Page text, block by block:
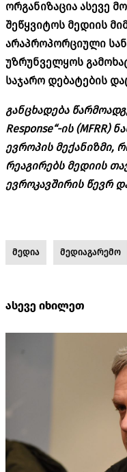
ორგანიზაცია ასევე
შეწყვიტოს მედიის
არაპროპორციული
უზრუნველყოს
საჯარო დებატების
განცხადება
Response“-ის (MFRR)
ევროპის მექანიზმი,
რეაგირებს მედიის
ევროკავშირის წევრ
მედია მედიაგარემო
ასევე იხილეთ